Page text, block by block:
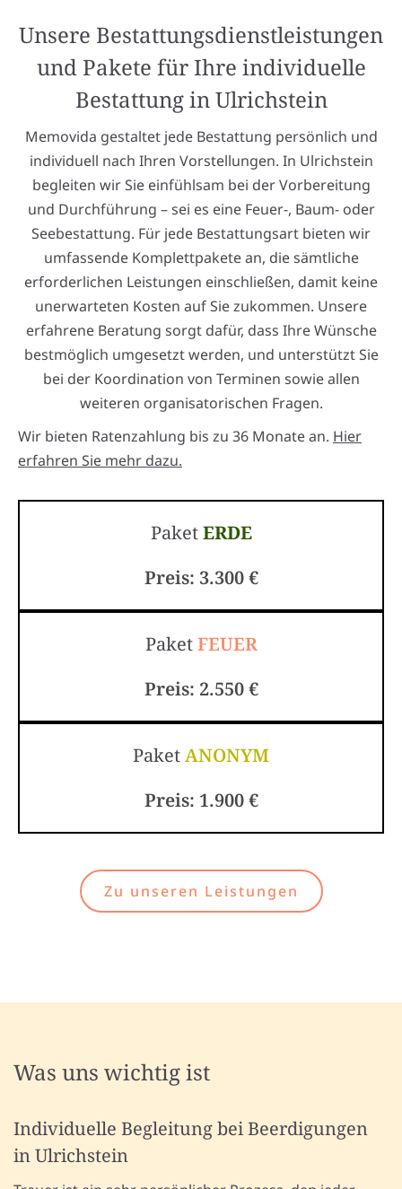
Unsere Bestattungsdienstleistungen
und Pakete für Ihre individuelle
Bestattung in Ulrichstein
Memovida gestaltet jede Bestattung persönlich und
individuell nach Ihren Vorstellungen. In Ulrichstein
begleiten wir Sie einfühlsam bei der Vorbereitung
und Durchführung – sei es eine Feuer-, Baum- oder
Seebestattung. Für jede Bestattungsart bieten wir
umfassende Komplettpakete an, die sämtliche
erforderlichen Leistungen einschließen, damit keine
unerwarteten Kosten auf Sie zukommen. Unsere
erfahrene Beratung sorgt dafür, dass Ihre Wünsche
bestmöglich umgesetzt werden, und unterstützt Sie
bei der Koordination von Terminen sowie allen
weiteren organisatorischen Fragen.
Wir bieten Ratenzahlung bis zu 36 Monate an. Hier
erfahren Sie mehr dazu.
PaketERDE
Preis: 3.300 €
PaketFEUER
Preis: 2.550 €
PaketANONYM
Preis: 1.900 €
Zu unseren Leistungen
Was uns wichtig ist
Individuelle Begleitung bei Beerdigungen
in Ulrichstein